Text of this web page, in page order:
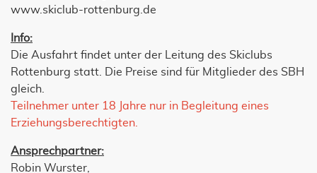
www.skiclub-rottenburg.de
Info:
Die Ausfahrt findet unter der Leitung des Skiclubs
Rottenburg statt. Die Preise sind für Mitglieder des SBH
gleich.
Teilnehmer unter 18 Jahre nur in Begleitung eines
Erziehungsberechtigten.
Ansprechpartner:
Robin Wurster,